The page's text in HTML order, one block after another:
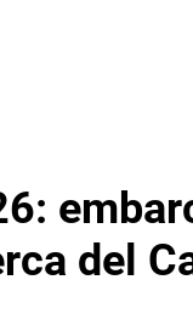
del